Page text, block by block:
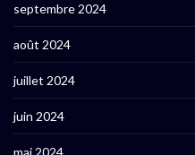
septembre 2024
août 2024
juillet 2024
juin 2024